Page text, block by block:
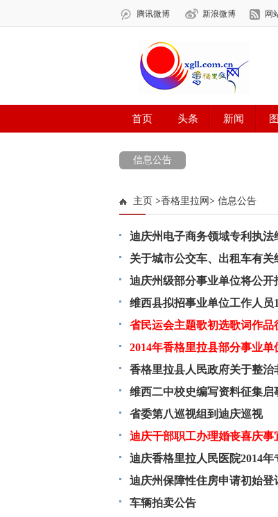
信息公告
主页 >香格里拉网 > 信息公告
迪庆州电子商务领域专利执
关于城市公交车、出租车有
迪庆州级部分事业单位将公开
维西县拟招事业单位工作人员
省民运会主题歌初选歌词作品
2014年香格里拉县部分事业
香格里拉县人民政府关于整治
维西二中校史编写资料征集启
省委第八巡视组到迪庆巡视
迪庆干部职工办理婚丧喜庆事
迪庆香格里拉人民医院2014
迪庆州保障性住房申请初始登
车辆拍卖公告